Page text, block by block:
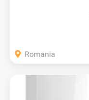
Romania